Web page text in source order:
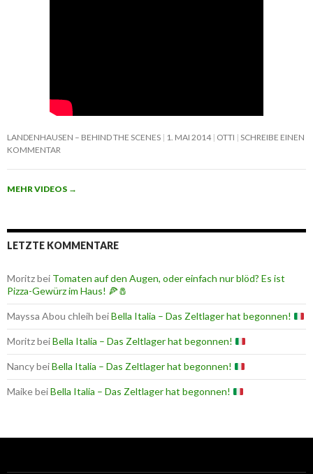
LANDENHAUSEN – BEHIND THE SCENES 1. MAI 2014 OTTI SCHREIBE EINEN
KOMMENTAR
MEHR VIDEOS →
LETZTE KOMMENTARE
Moritzbei Tomaten auf den Augen, oder einfach nur blöd? Es ist
Pizza-Gewürz im Haus! 🍕🧂
Mayssa Abou chleih beiBella Italia – Das Zeltlager hat begonnen!
MoritzbeiBella Italia – Das Zeltlager hat begonnen!
NancybeiBella Italia – Das Zeltlager hat begonnen!
MaikebeiBella Italia – Das Zeltlager hat begonnen!